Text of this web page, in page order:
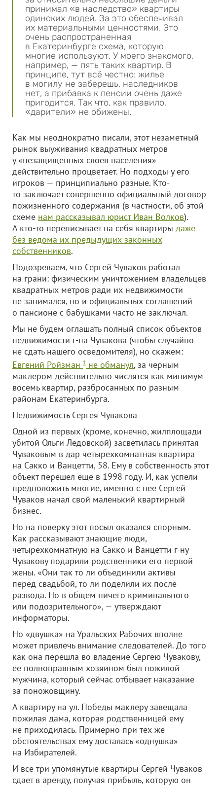
принимал «в наследство» квартиры
одиноких людей. За это обеспечивал
их материальными ценностями. Это
очень распространенная
в Екатеринбурге схема, которую
многие используют. У моего знакомого,
например, — пять таких квартир. В
принципе, тут всё честно: жилье
в могилу не заберешь, наследников
нет, а прибавка к пенсии очень даже
пригодится. Так что, как правило,
«дарители» не обижены.
Как мы неоднократно писали, этот незаметный
рынок выуживания квадратных метров
у «незащищенных слоев населения»
действительно процветает. Но подходы у его
игроков — принципиально разные. Кто-
то заключает совершенно официальный договор
пожизненного содержания (в частности, об этой
схеме нам рассказывал юрист Иван Волков).
А кто-то переписывает на себя квартиры даже
без ведома их предыдущих законных
собственников.
Подозреваем, что Сергей Чуваков работал
на грани: физическим уничтожением владельцев
квадратных метров ради их недвижимости
не занимался, но и официальных соглашений
о пансионе с бабушками часто не заключал.
Мы не будем оглашать полный список объектов
недвижимости г-на Чувакова (чтобы случайно
не сдать нашего осведомителя), но скажем:
Евгений Ройзман 1 не обманул, за черным
маклером действительно числятся как минимум
восемь квартир, разбросанных по разным
районам Екатеринбурга.
Недвижимость Сергея Чувакова
Одной из первых (кроме, конечно, жилплощади
убитой Ольги Ледовской) засветилась принятая
Чуваковым в дар четырехкомнатная квартира
на Сакко и Ванцетти, 58. Ему в собственность этот
объект перешел еще в 1998 году. И, как успели
предположить многие, именно с нее Сергей
Чуваков начал свой маленький квартирный
бизнес.
Но на поверку этот посыл оказался спорным.
Как рассказывают знающие люди,
четырехкомнатную на Сакко и Ванцетти г-ну
Чувакову подарили родственники его первой
жены. «Они так то ли объединили активы
перед свадьбой, то ли поделили их после
развода. Но в общем ничего криминального
или подозрительного», — утверждают
информаторы.
Но «двушка» на Уральских Рабочих вполне
может привлечь внимание следователей. До того
как она перешла во владение Сергею Чувакову,
ее полноправным хозяином был пожилой
мужчина, который сейчас отбывает наказание
за поножовщину.
А квартиру на ул. Победы маклеру завещала
пожилая дама, которая родственницей ему
не приходилась. Примерно при тех же
обстоятельствах ему досталась «однушка»
на Избирателей.
И все три упомянутые квартиры Сергей Чуваков
сдает в аренду, получая прибыль, которую он